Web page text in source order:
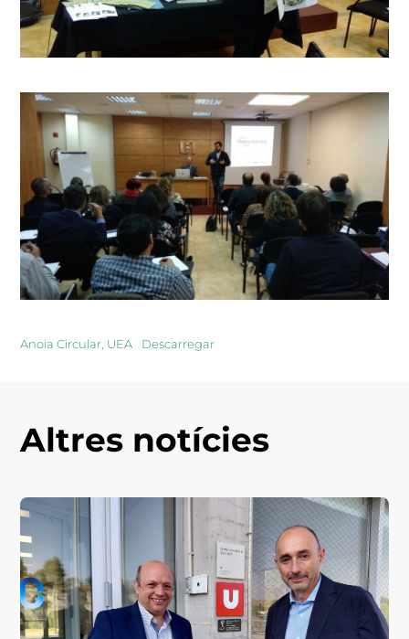
Anoia Circular, UEA Descarregar
Altres notícies